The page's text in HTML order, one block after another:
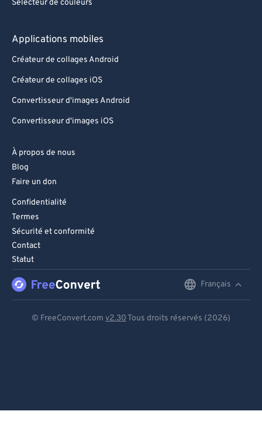
Sélecteur de couleurs
Applications mobiles
Créateur de collages Android
Créateur de collages iOS
Convertisseur d'images Android
Convertisseur d'images iOS
À propos de nous
Blog
Faire un don
Confidentialité
Termes
Sécurité et conformité
Contact
Statut
Français
© FreeConvert.com v2.30 Tous droits réservés (2026)